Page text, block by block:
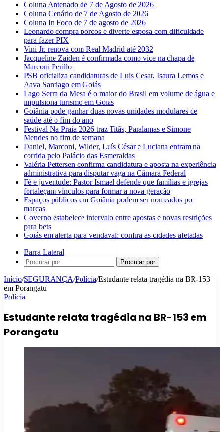
Coluna Antenado de 7 de Agosto de 2026
Coluna Cenário de 7 de Agosto de 2026
Coluna In Foco de 7 de agosto de 2026
Leonardo compra porcos e diverte esposa com dificuldade
para fazer PIX
Vini Jr. renova com Real Madrid até 2032
Jacqueline Zaiden é confirmada como vice na chapa de
Marconi Perillo
PSB oficializa candidaturas de Luis Cesar, Isaura Lemos e
Aava Santiago em Goiás
Lago Serra da Mesa é o maior do Brasil em volume de água e
impulsiona turismo em Goiás
Goiânia pode ganhar duas novas unidades modulares de
saúde até o fim do ano
Festival Na Praia 2026 traz Titãs, Paralamas e Simone
Mendes no fim de semana
Daniel, Marconi, Wilder, Luís César e Luciana entram na
corrida pelo Palácio das Esmeraldas
Valéria Pettersen confirma candidatura e aposta na experiência
administrativa para disputar vaga na Câmara Federal
Fé e juventude: Pastor Ismael defende que famílias e igrejas
fortaleçam vínculos para formar a nova geração
Espaços públicos em Goiânia podem ser nomeados por
marcas
Governo estabelece intervalo entre apostas e novas restrições
para bets
Goiás em alerta para vendaval: confira as cidades afetadas
Barra Lateral
Procurar por
Início/SEGURANÇA/Polícia/Estudante relata tragédia na BR-153
em Porangatu
Polícia
Estudante relata tragédia na BR-153 em
Porangatu